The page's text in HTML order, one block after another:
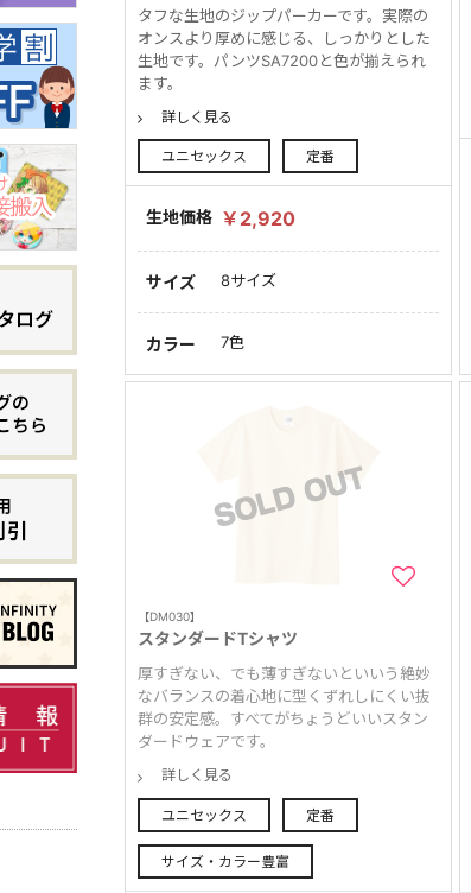
タフな生地のジップパーカーです。実際の
オンスより厚めに感じる、しっかりとした
生地です。パンツSA7200と色が揃えられ
ます。
詳しく見る
ユニセックス 定番
生地価格 ￥2,920
サイズ 8サイズ
カラー 7色
【DM030】
スタンダードTシャツ
厚すぎない、でも薄すぎないといいう絶妙
なバランスの着心地に型くずれしにくい抜
群の安定感。すべてがちょうどいいスタン
ダードウェアです。
詳しく見る
ユニセックス 定番
サイズ・カラー豊富